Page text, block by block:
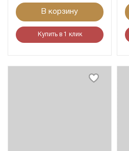
В корзину
Купить в 1 клик